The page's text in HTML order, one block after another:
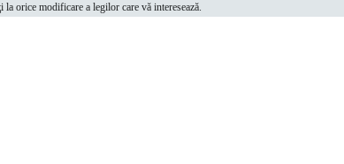
orice modificare a legilor care vă interesează.